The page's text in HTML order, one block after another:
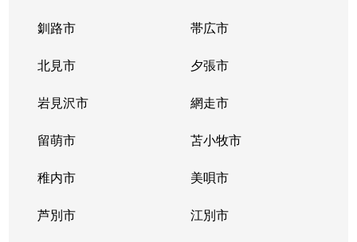
釧路市 帯広市
北見市 夕張市
岩見沢市 網走市
留萌市 苫小牧市
稚内市 美唄市
芦別市 江別市